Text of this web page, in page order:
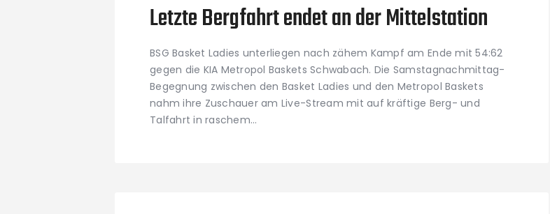
Letzte Bergfahrt endet an der Mittelstation
BSG Basket Ladies unterliegen nach zähem Kampf am Ende mit 54:62
gegen die KIA Metropol Baskets Schwabach. Die Samstagnachmittag-
Begegnung zwischen den Basket Ladies und den Metropol Baskets
nahm ihre Zuschauer am Live-Stream mit auf kräftige Berg- und
Talfahrt in raschem…